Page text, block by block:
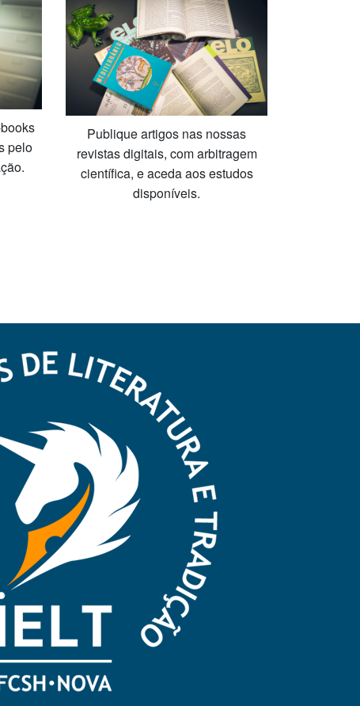
pelo
Publique artigos nas nossas
revistas digitais, com arbitragem
científica, e aceda aos estudos
disponíveis.